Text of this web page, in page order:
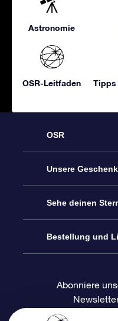
Astronomie
OSR-Leitfaden Tipps
OSR
Service
Kontakt
Blog
Bewertungen
Unsere
Sterne schenken
OSR-
OSR-
Sehe deinen
Sternregister
Personalisierte
Bestellung und
Abonniere